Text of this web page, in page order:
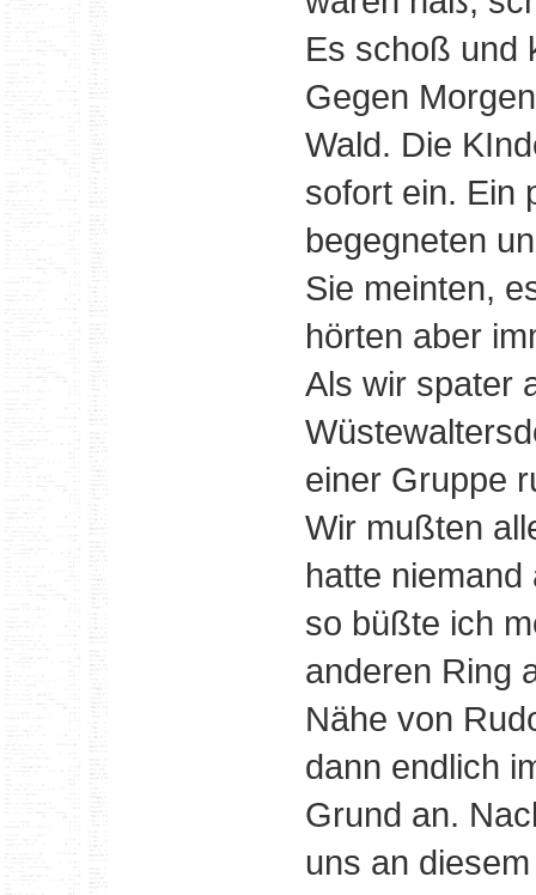
Es schoß und
Gegen
Wald. Die
sofort ein. Ein
begegneten
Sie meinten,
hörten aber
Als wir spater
einer Gruppe
Wir mußten
hatte
so büßte ich
anderen Ring
Nähe von
dann endlich
Grund an.
uns an